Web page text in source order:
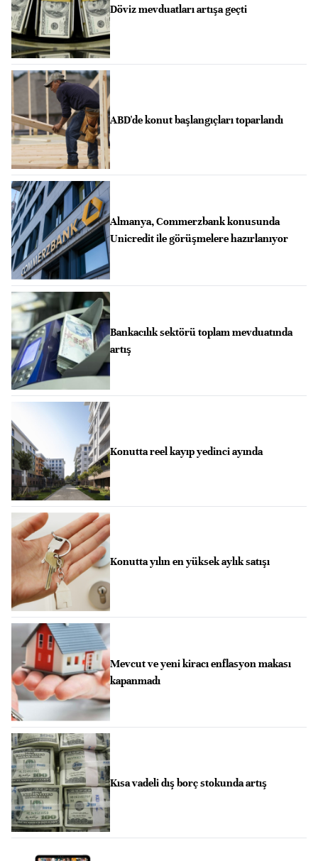
Döviz mevduatları artışa geçti
ABD'de konut başlangıçları toparlandı
Almanya, Commerzbank konusunda
Unicredit ile görüşmelere hazırlanıyor
Bankacılık sektörü toplam mevduatında
artış
Konutta reel kayıp yedinci ayında
Konutta yılın en yüksek aylık satışı
Mevcut ve yeni kiracı enflasyon makası
kapanmadı
Kısa vadeli dış borç stokunda artış